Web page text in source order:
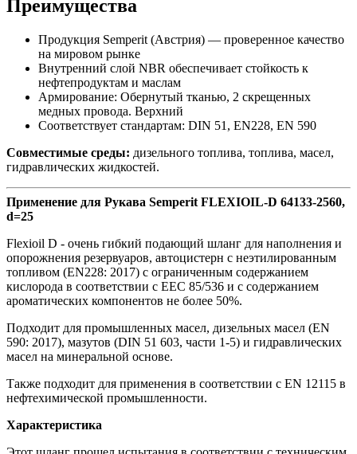
Преимущества
Продукция Semperit (Австрия) — проверенное качество
на мировом рынке
Внутренний слой NBR обеспечивает стойкость к
нефтепродуктам и маслам
Армирование: Обернутый тканью, 2 скрещенных
медных провода. Верхний
Соответствует стандартам: DIN 51, EN228, EN 590
Совместимые среды: дизельного топлива, топлива, масел,
гидравлических жидкостей.
Применение для Рукава Semperit FLEXIOIL-D 64133-2560,
d=25
Flexioil D - очень гибкий подающий шланг для наполнения и
опорожнения резервуаров, автоцистерн с неэтилированным
топливом (EN228: 2017) с ограниченным содержанием
кислорода в соответствии с EEC 85/536 и с содержанием
ароматических компонентов не более 50%.
Подходит для промышленных масел, дизельных масел (EN
590: 2017), мазутов (DIN 51 603, части 1-5) и гидравлических
масел на минеральной основе.
Также подходит для применения в соответствии с EN 12115 в
нефтехимической промышленности.
Характеристика